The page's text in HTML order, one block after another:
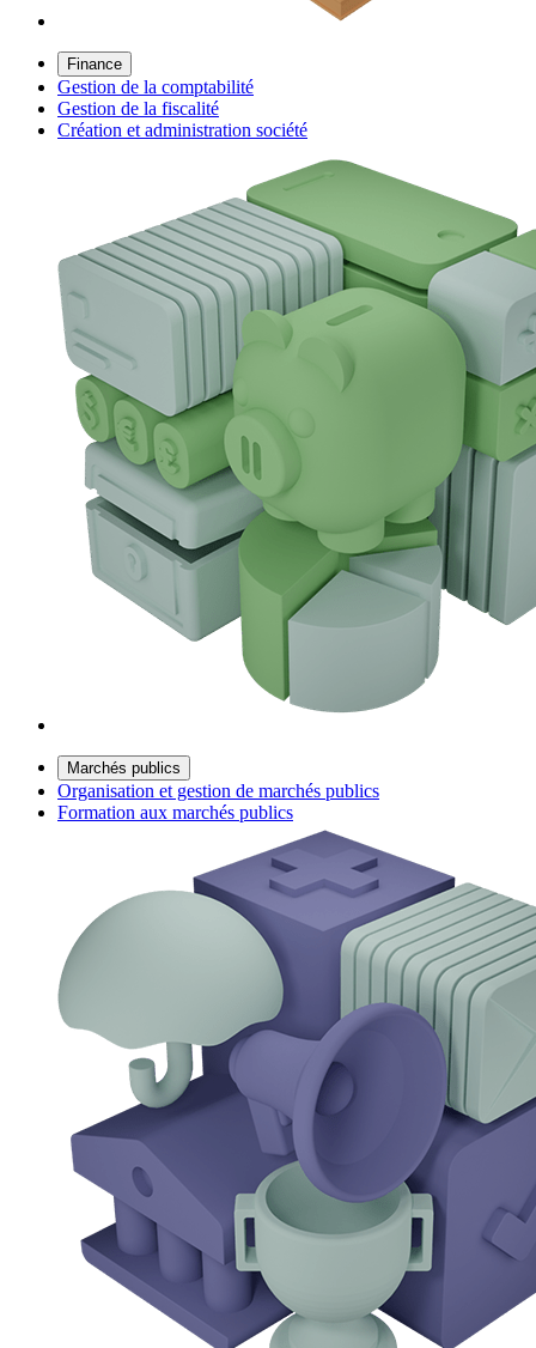
Finance
Gestion de la comptabilité
Gestion de la fiscalité
Création et administration société
Marchés publics
Organisation et gestion de marchés publics
Formation aux marchés publics